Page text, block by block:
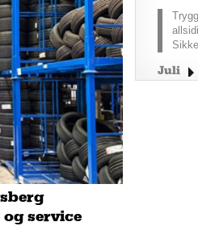
service
Juli